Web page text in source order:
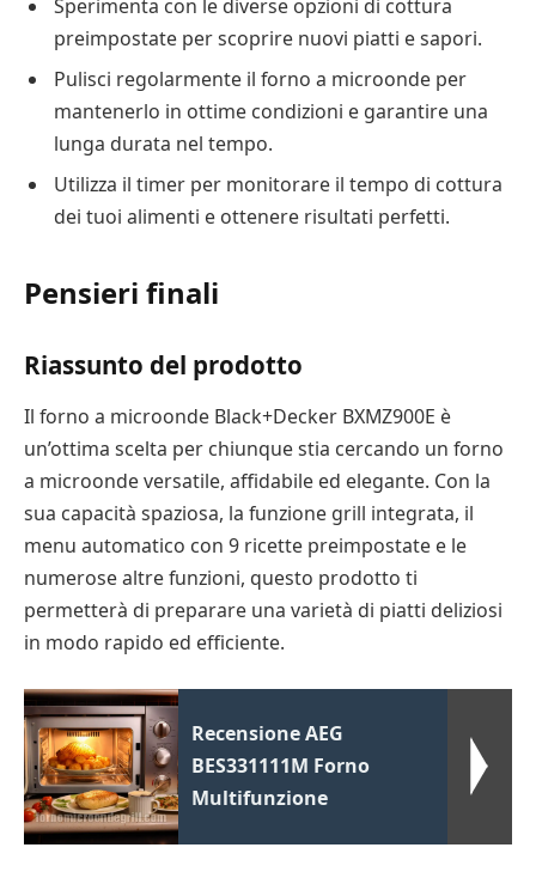
Sperimenta con le diverse opzioni di cottura
preimpostate per scoprire nuovi piatti e sapori.
Pulisci regolarmente il forno a microonde per
mantenerlo in ottime condizioni e garantire una
lunga durata nel tempo.
Utilizza il timer per monitorare il tempo di cottura
dei tuoi alimenti e ottenere risultati perfetti.
Pensieri finali
Riassunto del prodotto
Il forno a microonde Black+Decker BXMZ900E è
un’ottima scelta per chiunque stia cercando un forno
a microonde versatile, affidabile ed elegante. Con la
sua capacità spaziosa, la funzione grill integrata, il
menu automatico con 9 ricette preimpostate e le
numerose altre funzioni, questo prodotto ti
permetterà di preparare una varietà di piatti deliziosi
in modo rapido ed efficiente.
Recensione AEG
BES331111M Forno
Multifunzione